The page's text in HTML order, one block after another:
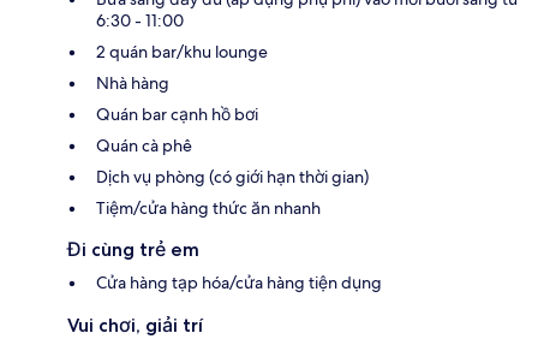
6:30 - 11:00
2 quán bar/khu lounge
Nhà hàng
Quán bar cạnh hồ bơi
Quán cà phê
Dịch vụ phòng (có giới hạn thời gian)
Tiệm/cửa hàng thức ăn nhanh
Đi cùng trẻ em
Cửa hàng tạp hóa/cửa hàng tiện dụng
Vui chơi, giải trí